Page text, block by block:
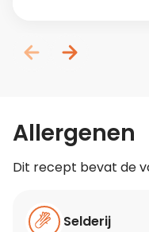
Allergenen
Dit recept bevat de
Selderij